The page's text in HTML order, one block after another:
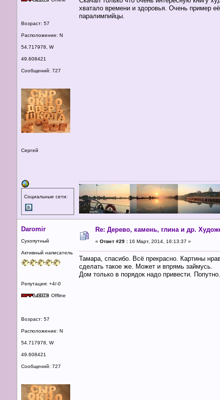
Возраст: 57
Расположение: N
54.717978, W
49.608421
Сообщений: 727
Сергей
Социальные сети:
хватало времени и здоровья. Очень пример
паралимпийцы.
Daromir
Сухопутный
Активный написатель
Репутация: +4/-0
Offline
Возраст: 57
Расположение: N
54.717978, W
49.608421
Сообщений: 727
Re: Дерево, камень, глина и др.
« Ответ #29 : 16 Март, 2014, 16:13:37 »
Тамара, спасибо. Всё прекрасно. Картины
сделать такое же. Может и впрямь займусь.
Дом только в порядок надо привести.